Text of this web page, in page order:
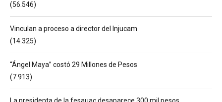
(56.546)
Vinculan a proceso a director del Injucam
(14.325)
“Ángel Maya” costó 29 Millones de Pesos
(7.913)